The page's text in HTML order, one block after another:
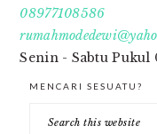
08977108586
Senin - Sabtu Pukul
MENCARI SESUATU?